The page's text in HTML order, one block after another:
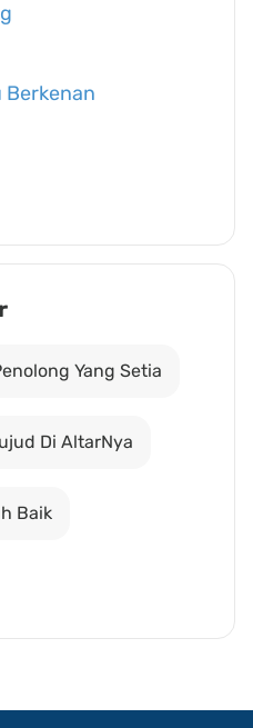
Berkenan
Yang Setia
Di AltarNya
Baik